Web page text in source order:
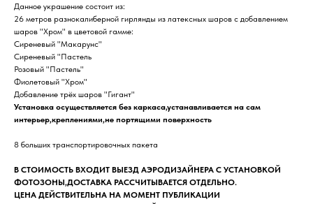
Данное украшение состоит из:
26 метров разнокалиберной гирлянды из латексных шаров с добавлением
шаров "Хром" в цветовой гамме:
Сиреневый "Макарунс"
Сиреневый "Пастель
Розовый "Пастель"
Фиолетовый "Хром"
Добавление трёх шаров "Гигант"
Установка осуществляется без каркаса,устанавливается на сам
интерьер,креплениями,не портящими поверхность
8 больших транспортировочных пакета
В СТОИМОСТЬ ВХОДИТ ВЫЕЗД АЭРОДИЗАЙНЕРА С УСТАНОВКОЙ
ФОТОЗОНЫ,ДОСТАВКА РАССЧИТЫВАЕТСЯ ОТДЕЛЬНО.
ЦЕНА ДЕЙСТВИТЕЛЬНА НА МОМЕНТ ПУБЛИКАЦИИ